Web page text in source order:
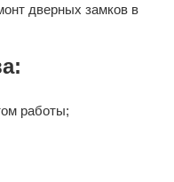
дверных замков в
работы;